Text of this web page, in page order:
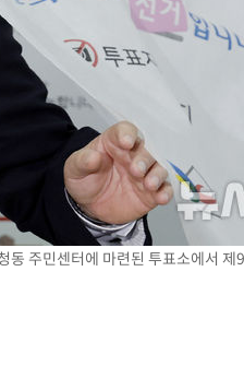
주민센터에 마련된 투표소에서 제